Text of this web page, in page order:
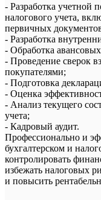
- Разработка учетной
налогового учета,
первичных
- Разработка
- Обработка
- Проведение сверок
покупателями;
- Подготовка
- Оценка
- Анализ текущего
учета;
- Кадровый аудит.
Профессионально и
бухгалтерском и
контролировать
избежать налоговых
и повысить